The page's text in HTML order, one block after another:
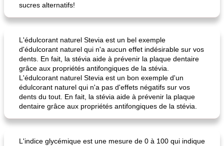
sucres alternatifs!
L'édulcorant naturel Stevia est un bel exemple
d'édulcorant naturel qui n'a aucun effet indésirable sur vos
dents. En fait, la stévia aide à prévenir la plaque dentaire
grâce aux propriétés antifongiques de la stévia.
L'édulcorant naturel Stevia est un bon exemple d'un
édulcorant naturel qui n'a pas d'effets négatifs sur vos
dents du tout. En fait, la stévia aide à prévenir la plaque
dentaire grâce aux propriétés antifongiques de la stévia.
L'indice glycémique est une mesure de 0 à 100 qui indique